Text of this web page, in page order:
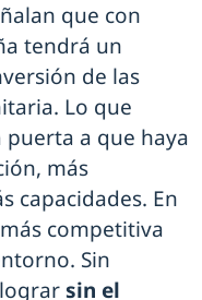
que con
tendrá un
de las
Lo que
a que haya
más
capacidades. En
competitiva
Sin
sin el